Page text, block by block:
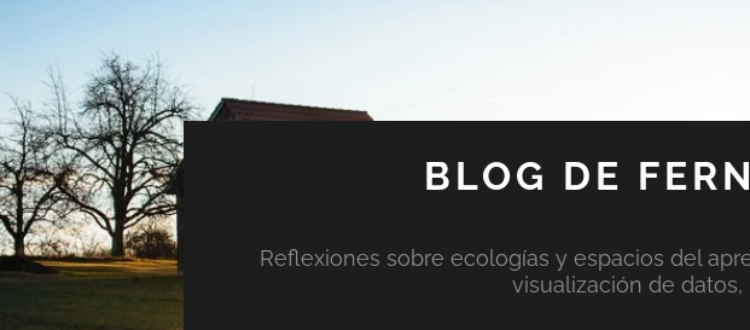
BLOG DE
Reflexiones sobre ecologías y espacios del
visualización de